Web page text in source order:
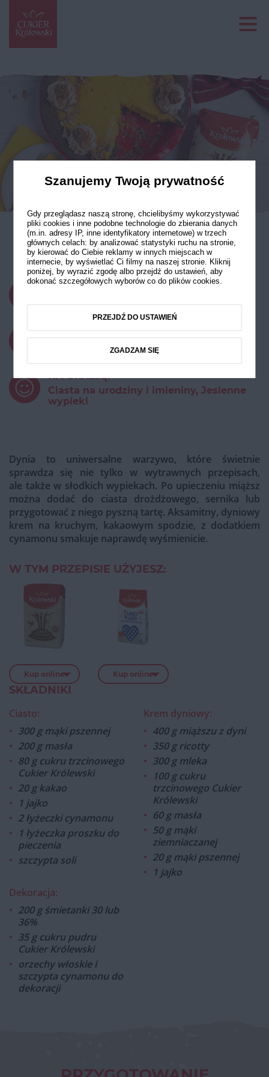
Tarta dyniowa
CZAS PRZYGOTOWANIA:
NA OKAZJĘ:
Ciasta na urodziny i imieniny, Jesienne
wypieki
Dynia to uniwersalne warzywo, które świetnie
sprawdza się nie tylko w wytrawnych przepisach,
ale także w słodkich wypiekach. Po upieczeniu miąższ
można dodać do ciasta drożdżowego, sernika lub
przygotować z niego pyszną tartę. Aksamitny, dyniowy
krem na kruchym, kakaowym spodzie, z dodatkiem
cynamonu smakuje naprawdę wyśmienicie.
W TYM PRZEPISIE UŻYJESZ:
Kup online Kup online
SKŁADNIKI
Ciasto:
300 g mąki pszennej
200 g masła
80 g cukru trzcinowego
Cukier Królewski
20 g kakao
1 jajko
2 łyżeczki cynamonu
1 łyżeczka proszku do
pieczenia
szczypta soli
Krem dyniowy:
400 g miąższu z dyni
350 g ricotty
300 g mleka
100 g cukru
trzcinowego Cukier
Królewski
60 g masła
50 g mąki
ziemniaczanej
20 g mąki pszennej
1 jajko
Dekoracja:
200 g śmietanki 30 lub
36%
35 g cukru pudru
Cukier Królewski
orzechy włoskie i
szczypta cynamonu do
dekoracji
Szanujemy Twoją prywatność
Gdy przeglądasz naszą stronę, chcielibyśmy wykorzystywać
pliki cookies i inne podobne technologie do zbierania danych
(m.in. adresy IP, inne identyfikatory internetowe) w trzech
głównych celach: by analizować statystyki ruchu na stronie,
by kierować do Ciebie reklamy w innych miejscach w
internecie, by wyświetlać Ci filmy na naszej stronie. Kliknij
poniżej, by wyrazić zgodę albo przejdź do ustawień, aby
dokonać szczegółowych wyborów co do plików cookies.
PRZEJDŹ DO USTAWIEŃ
ZGADZAM SIĘ